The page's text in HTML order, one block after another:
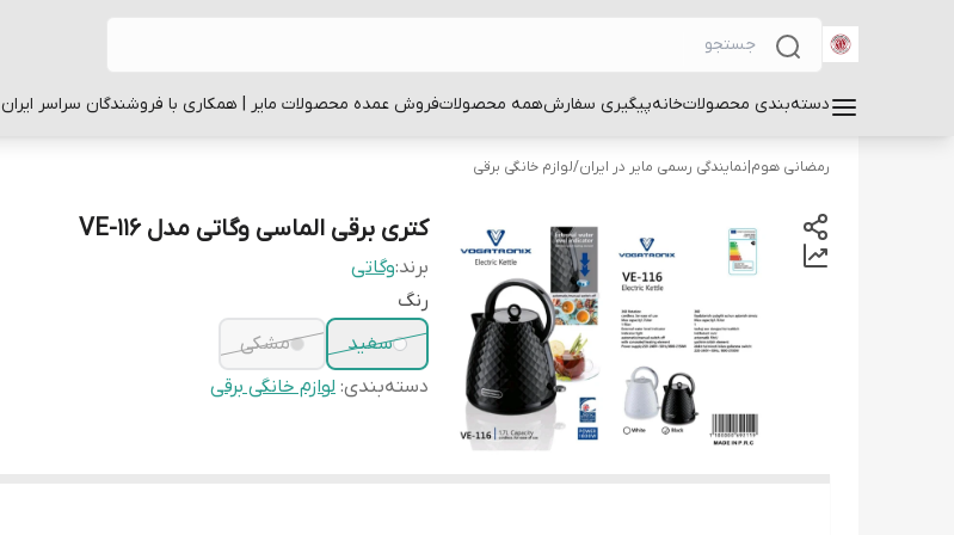
دسته‌بندی محصولاتخانهپیگیری سفارشهمه محصولاتفروش عمده محصولات مایر | همکاری با فروشندگان سراسر ایران
رمضانی هوم|نمایندگی رسمی مایر در ایران/لوازم خانگی برقی
کتری برقی الماسی وگاتی مدل VE-116
برند:وگاتی
رنگ
سفید
مشکی
دسته‌بندی: لوازم خانگی برقی